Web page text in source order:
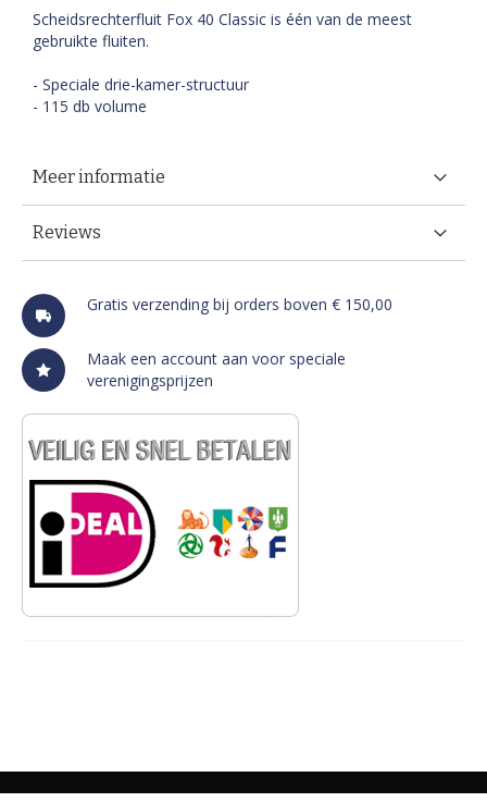
Gratis verzending bij orders boven € 150,00
Maak een account aan voor speciale
verenigingsprijzen
Scheidsrechterfluit Fox 40 Classic is één van de meest
gebruikte fluiten.
- Speciale drie-kamer-structuur
- 115 db volume
Meer informatie
Reviews